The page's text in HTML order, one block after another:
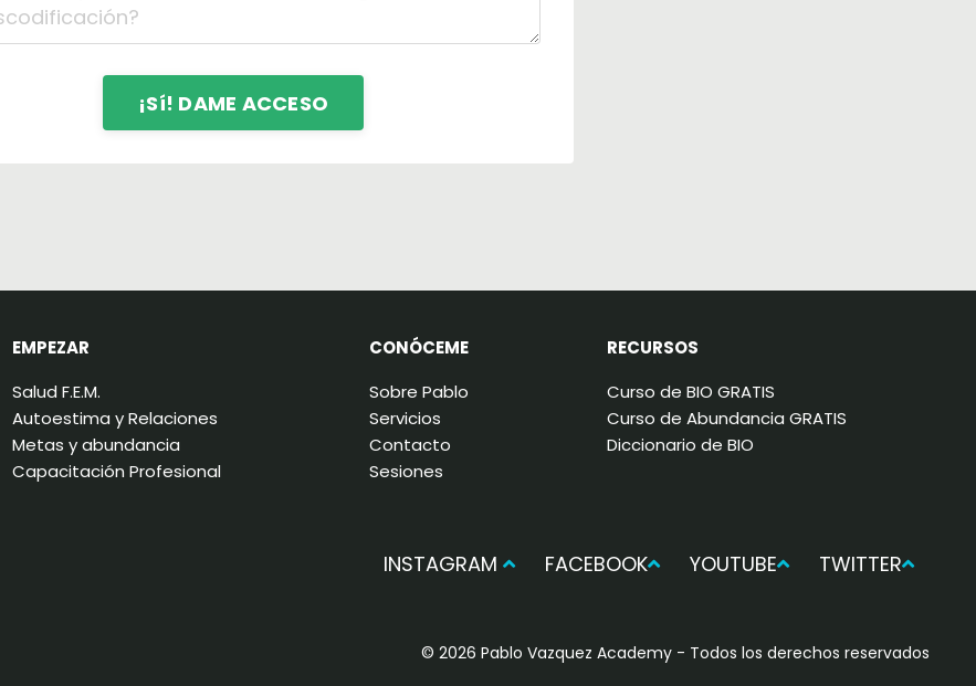
¡Sí! DAME ACCESO
EMPEZAR
Salud F.E.M.
Autoestima y Relaciones
Metas y abundancia
Capacitación Profesional
CONÓCEME
Sobre Pablo
Servicios
Contacto
Sesiones
RECURSOS
Curso de BIO GRATIS
Curso de Abundancia GRATIS
Diccionario de BIO
INSTAGRAM FACEBOOK YOUTUBE TWITTER
© 2026 Pablo Vazquez Academy - Todos los derechos reservados